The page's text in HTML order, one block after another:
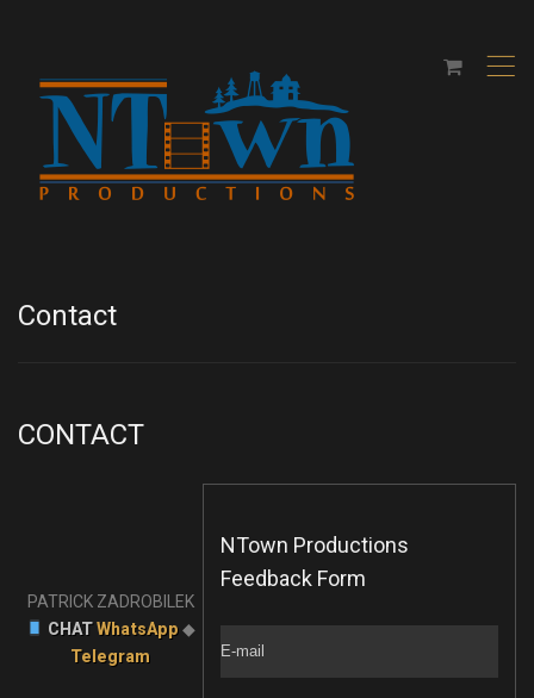
,
Contact
CONTACT
PATRICK ZADROBILEK
CHATWhatsApp◆
Telegram
NTown Productions
Feedback Form